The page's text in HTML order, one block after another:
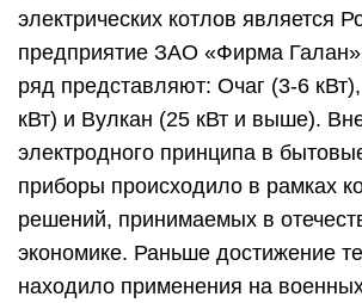
электрических котлов является
предприятие ЗАО «Фирма
ряд представляют: Очаг (3-6
кВт) и Вулкан (25 кВт и выше).
электродного принципа в
приборы происходило в рамках
решений, принимаемых в
экономике. Раньше достижение
находило применения на